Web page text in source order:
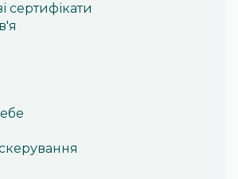
сертифікати